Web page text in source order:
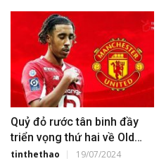
Quỷ đỏ rước tân binh đầy
triển vọng thứ hai về Old
Trafford
tinthethao 19/07/2024